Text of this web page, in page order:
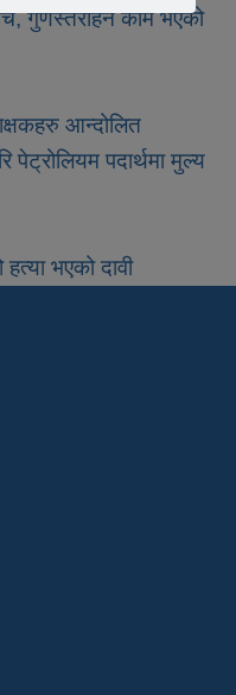
गुणस्तरहिन काम भएको
आन्दोलित
पदार्थमा मुल्य
भएको दावी